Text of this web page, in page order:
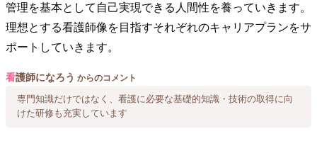
管理を基本として自己実現できる人間性を養っていきます。
理想とする看護師像を目指すそれぞれのキャリアプランをサ
ポートしていきます。
看護師になろう からのコメント
専門知識だけではなく、看護に必要な基礎的知識・技術の取得に向
けた研修も充実しています